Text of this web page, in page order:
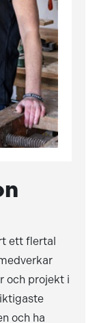
ett flertal
och projekt i
och ha